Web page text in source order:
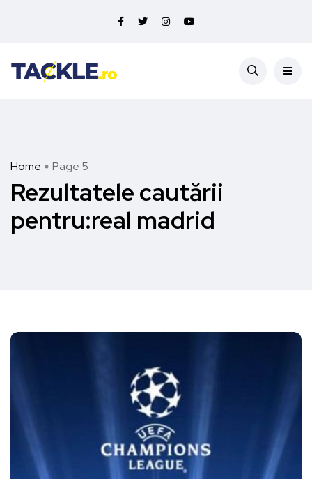
Home Page 5
Rezultatele cautării
pentru:real madrid